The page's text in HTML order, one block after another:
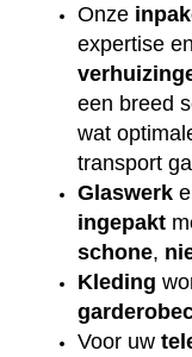
Onze
expertise
een breed
wat
transport
Glaswerk
ingepakt
schone,
Kleding
Voor uw